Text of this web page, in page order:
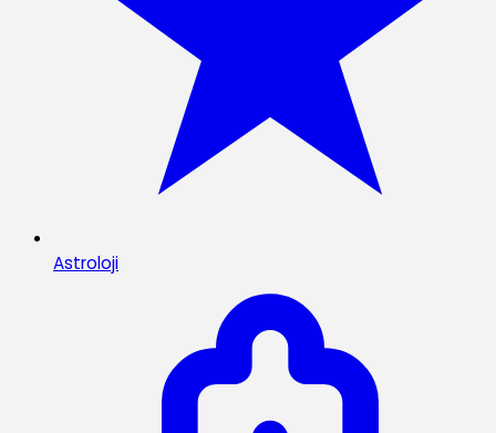
Astroloji